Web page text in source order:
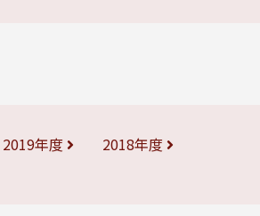
2019年度
2018年度